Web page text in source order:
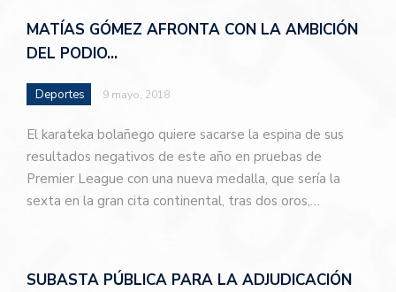
MATÍAS GÓMEZ AFRONTA CON LA AMBICIÓN
DEL PODIO…
Deportes 9 mayo, 2018
El karateka bolañego quiere sacarse la espina de sus
resultados negativos de este año en pruebas de
Premier League con una nueva medalla, que sería la
sexta en la gran cita continental, tras dos oros,…
SUBASTA PÚBLICA PARA LA ADJUDICACIÓN